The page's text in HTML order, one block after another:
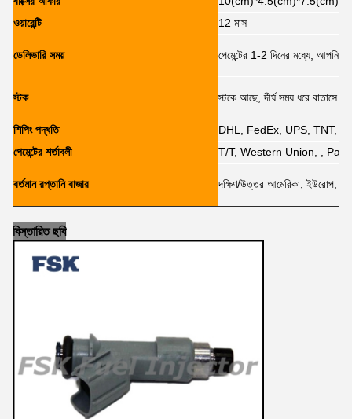
ওয়ারেন্টি
12 মাস
ডেলিভারি সময় পেমেন্টের 1-2 দিনের মধ্যে, আপনি
স্টক স্টকে আছে, দীর্ঘ সময় ধরে বাতাসে
শিপিং পদ্ধতি
DHL, FedEx, UPS, TNT,
পেমেন্টের শর্তাবলী
T/T, Western Union, ,
বর্তমান রপ্তানি বাজার দক্ষিণ/উত্তর আমেরিকা, ইউরোপ,
বিস্তারিত ছবি